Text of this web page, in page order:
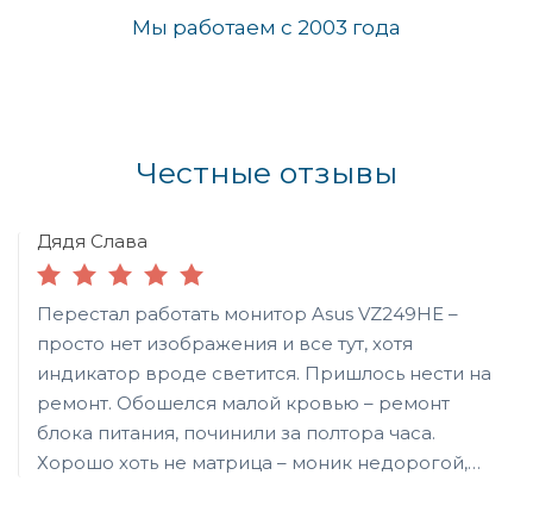
Мы работаем с 2003 года
Честные отзывы
Дядя Слава
Перестал работать монитор Asus VZ249HE –
просто нет изображения и все тут, хотя
индикатор вроде светится. Пришлось нести на
ремонт. Обошелся малой кровью – ремонт
блока питания, починили за полтора часа.
Хорошо хоть не матрица – моник недорогой,